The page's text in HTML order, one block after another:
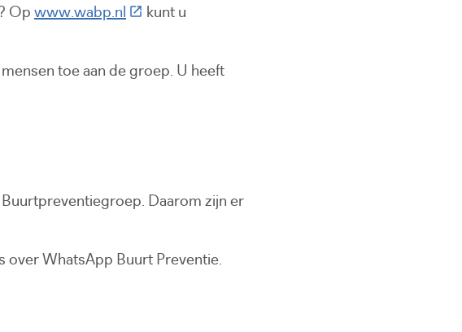
Op www.wabp.nl (Deze link gaat naar een externe website)
kunt u
toe aan de groep. U heeft
Daarom zijn er
over WhatsApp Buurt Preventie.